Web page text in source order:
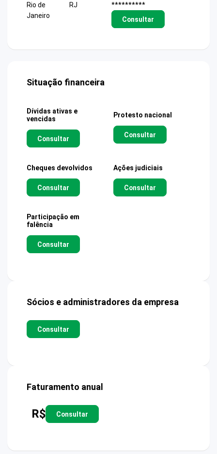
Rio de
Janeiro
RJ
**********
Consultar
Situação financeira
Dívidas ativas e
vencidas
Consultar
Protesto nacional
Consultar
Cheques devolvidos
Consultar
Ações judiciais
Consultar
Participação em
falência
Consultar
Sócios e administradores da empresa
Consultar
Faturamento anual
R$ Consultar